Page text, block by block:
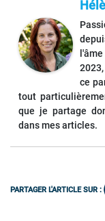
ce
tout
que je partage
dans mes articles.
PARTAGER L'ARTICLE SUR :